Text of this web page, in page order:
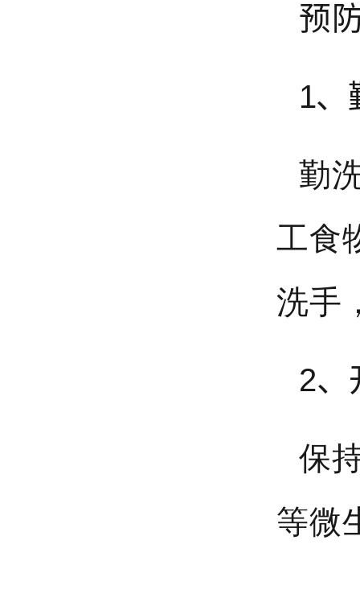
预
1、
勤
工食
洗手
2、
保
等微